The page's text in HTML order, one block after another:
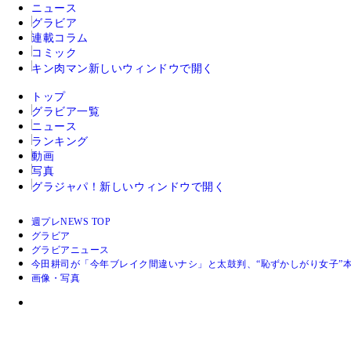
ニュース
グラビア
連載コラム
コミック
キン肉マン 新しいウィンドウで開く
トップ
グラビア一覧
ニュース
ランキング
動画
写真
グラジャパ！ 新しいウィンドウで開く
週プレNEWS TOP
グラビア
グラビアニュース
今田耕司が「今年ブレイク間違いナシ」と太鼓判、“恥ずかしがり女子”
画像・写真